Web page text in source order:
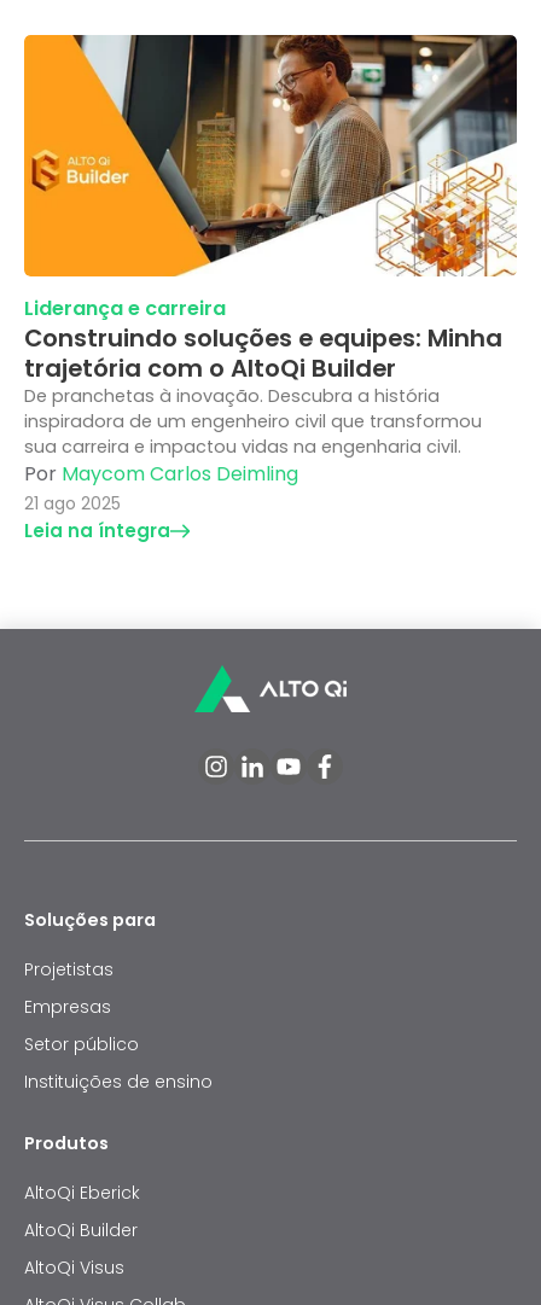
Liderança e carreira
Construindo soluções e equipes: Minha
trajetória com o AltoQi Builder
De pranchetas à inovação. Descubra a história
inspiradora de um engenheiro civil que transformou
sua carreira e impactou vidas na engenharia civil.
Por Maycom Carlos Deimling
21 ago 2025
Leia na íntegra
Soluções para
Projetistas
Empresas
Setor público
Instituições de ensino
Produtos
AltoQi Eberick
AltoQi Builder
AltoQi Visus